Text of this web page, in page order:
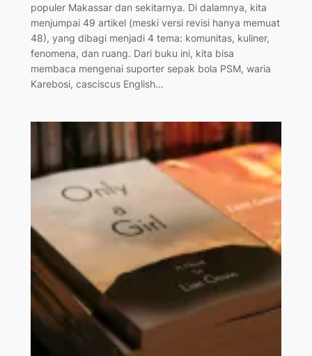
populer Makassar dan sekitarnya. Di dalamnya, kita
menjumpai 49 artikel (meski versi revisi hanya memuat
48), yang dibagi menjadi 4 tema: komunitas, kuliner,
fenomena, dan ruang. Dari buku ini, kita bisa
membaca mengenai suporter sepak bola PSM, waria
Karebosi, casciscus English…